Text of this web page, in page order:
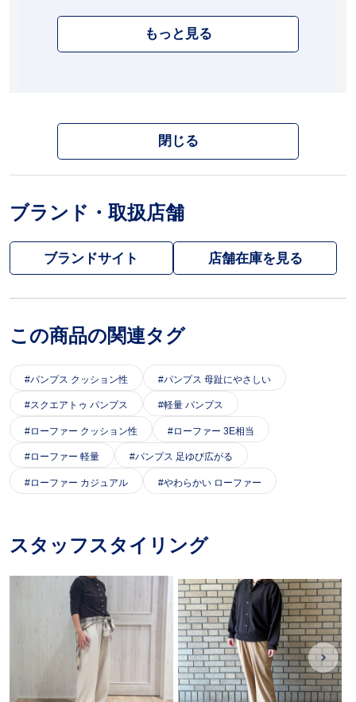
もっと見る
閉じる
ブランド・取扱店舗
ブランドサイト
この商品の関連タグ
パンプス クッション性 パンプス 母趾にやさしい
スクエアトゥ パンプス 軽量 パンプス
ローファー クッション性 ローファー 3E相当
ローファー 軽量 パンプス 足ゆび広がる
ローファー カジュアル やわらかい ローファー
スタッフスタイリング